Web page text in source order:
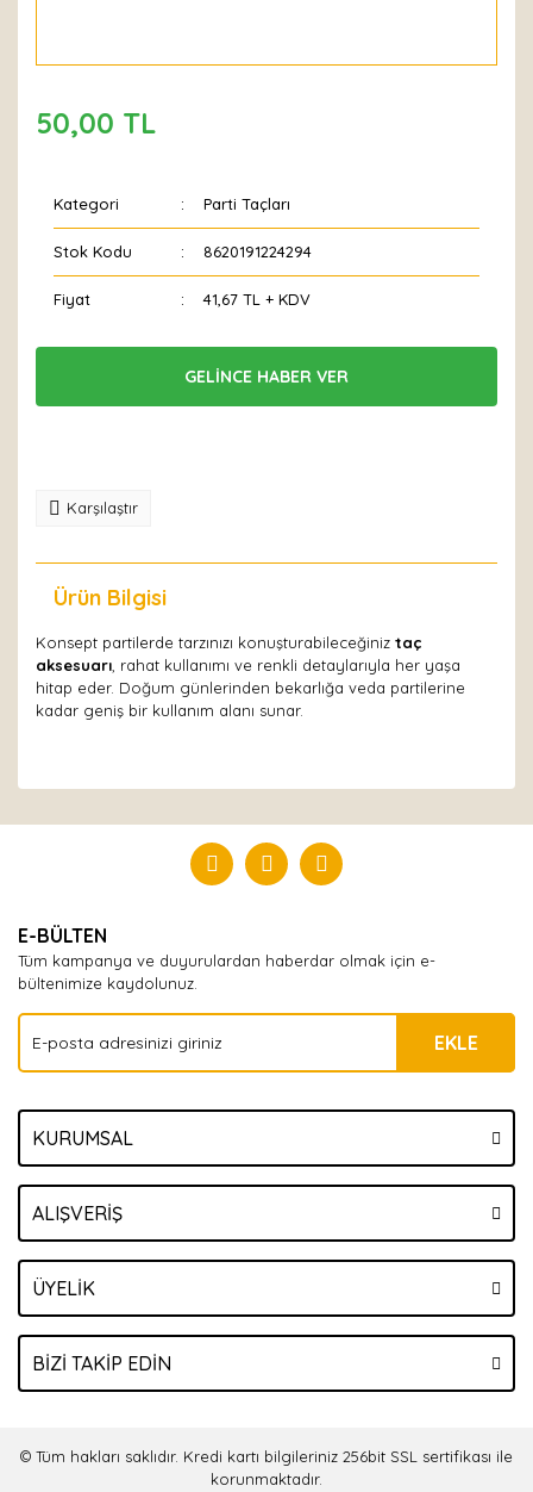
50,00 TL
Kategori Parti Taçları
Stok Kodu 8620191224294
Fiyat 41,67 TL + KDV
GELİNCE HABER VER
Karşılaştır
Ürün Bilgisi
Konsept partilerde tarzınızı konuşturabileceğiniz taç
aksesuarı , rahat kullanımı ve renkli detaylarıyla her yaşa
hitap eder. Doğum günlerinden bekarlığa veda partilerine
kadar geniş bir kullanım alanı sunar.
Yorum Yaz
E-BÜLTEN
Tüm kampanya ve duyurulardan haberdar olmak için e-
bültenimize kaydolunuz.
EKLE
KURUMSAL
ALIŞVERİŞ
ÜYELİK
BİZİ TAKİP EDİN
© Tüm hakları saklıdır. Kredi kartı bilgileriniz 256bit SSL sertifikası ile
korunmaktadır.